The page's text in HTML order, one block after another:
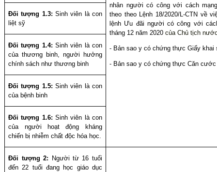
nhân người có công với cách
theo theo Lệnh 18/2020/L-CTN về
lệnh Ưu đãi người có công với
tháng 12 năm 2020của Chủ tịch
- Bản sao y có chứng thực Giấy khai
- Bản sao y có chứng thực Căn cước
Đối tượng 1.3: Sinh viên là con
liệt sỹ
Đối tượng 1.4: Sinh viên là con
của thương binh, người hưởng
chính sách như thương binh
Đối tượng 1.5: Sinh viên là con
của bệnh binh
Đối tượng 1.6: Sinh viên là con
của người hoạt động kháng
chiến bị nhiễm chất độc hóa học.
Đối tượng 2: Người từ 16 tuổi
đến 22 tuổi đang học giáo dục